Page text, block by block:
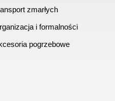
zmarłych
i formalności
pogrzebowe